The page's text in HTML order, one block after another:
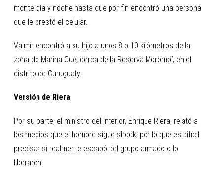
monte día y noche hasta que por fin encontró una persona
que le prestó el celular.
Valmir encontró a su hijo a unos 8 o 10 kilómetros de la
zona de Marina Cué, cerca de la Reserva Morombí, en el
distrito de Curuguaty.
Versión de Riera
Por su parte, el ministro del Interior, Enrique Riera, relató a
los medios que el hombre sigue shock, por lo que es difícil
precisar si realmente escapó del grupo armado o lo
liberaron.